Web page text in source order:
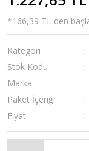
*166,39 TL den
Kategori
Stok Kodu
Marka
Paket İçeriği
Fiyat